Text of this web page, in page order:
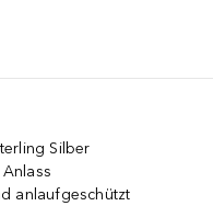
Silber
anlaufgeschützt